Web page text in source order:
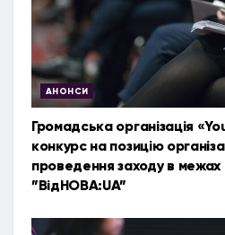
АНОНСИ
Громадська організація
конкурс на позицію
проведення заходу в межах
”ВідНОВА:UA”